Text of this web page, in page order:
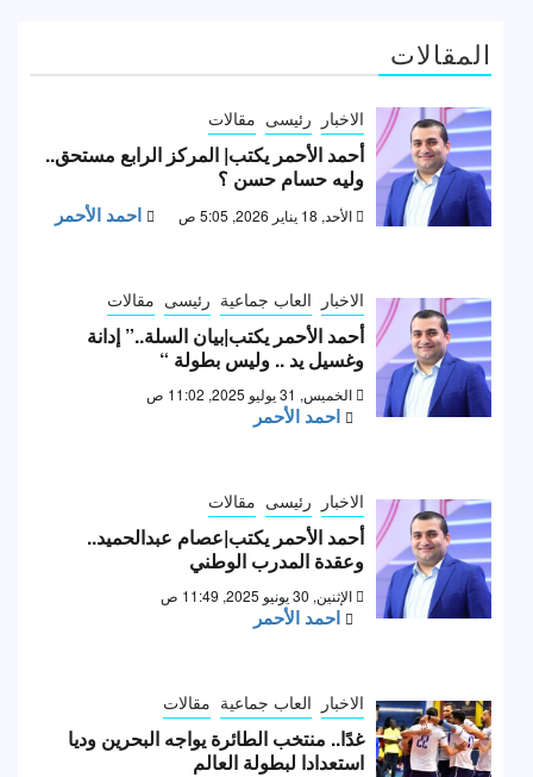
المقالات
الاخبار رئيسى مقالات
أحمد الأحمر يكتب| المركز الرابع مستحق..
وليه حسام حسن ؟
الأحد, 18 يناير 2026, 5:05 ص احمد الأحمر
الاخبار العاب جماعية رئيسى مقالات
أحمد الأحمر يكتب|بيان السلة..” إدانة
وغسيل يد .. وليس بطولة “
الخميس, 31 يوليو 2025, 11:02 ص
احمد الأحمر
الاخبار رئيسى مقالات
أحمد الأحمر يكتب|عصام عبدالحميد..
وعقدة المدرب الوطني
الإثنين, 30 يونيو 2025, 11:49 ص
احمد الأحمر
الاخبار العاب جماعية مقالات
غدًا.. منتخب الطائرة يواجه البحرين وديا
استعدادا لبطولة العالم